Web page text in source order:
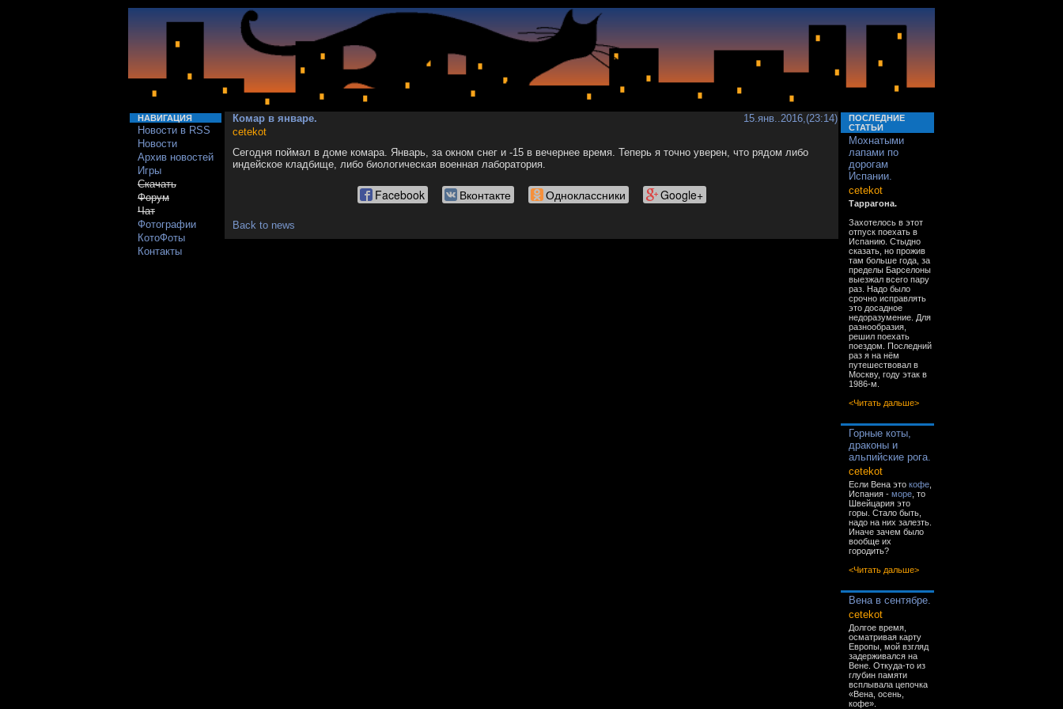
НАВИГАЦИЯ
Новости в RSS
Новости
Архив новостей
Игры
Скачать
Форум
Чат
Фотографии
КотоФоты
Контакты
Комар в январе.
15.янв..2016,(23:14)
cetekot
Сегодня поймал в доме комара. Январь, за окном снег и -15 в вечернее время. Теперь я точно уверен, что рядом либо
индейское кладбище, либо биологическая военная лаборатория.
Facebook Вконтакте Одноклассники Google+
Back to news
ПОСЛЕДНИЕ
СТАТЬИ
Мохнатыми
лапами по
дорогам
Испании.
cetekot
Таррагона.
Захотелось в этот
отпуск поехать в
Испанию. Стыдно
сказать, но прожив
там больше года, за
пределы Барселоны
выезжал всего пару
раз. Надо было
срочно исправлять
это досадное
недоразумение. Для
разнообразия,
решил поехать
поездом. Последний
раз я на нём
путешествовал в
Москву, году этак в
1986-м.
<Читать дальше>
Горные коты,
драконы и
альпийские рога.
cetekot
Если Вена это кофе
Испания - море , то
Швейцария это
горы. Стало быть,
надо на них залезть.
Иначе зачем было
вообще их
городить?
<Читать дальше>
Вена в сентябре.
cetekot
Долгое время,
осматривая карту
Европы, мой взгляд
задерживался на
Вене. Откуда-то из
глубин памяти
всплывала цепочка
«Вена, осень,
кофе».